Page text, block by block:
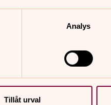
Analys
Tillåt urval